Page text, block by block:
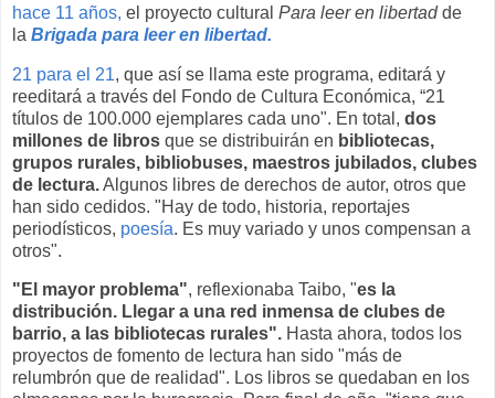
hace 11 años, el proyecto cultural Para leer en libertadde
la Brigada para leer en libertad.
21 para el 21, que así se llama este programa, editará y
reeditará a través del Fondo de Cultura Económica, “21
títulos de 100.000 ejemplares cada uno". En total, dos
millones de libros que se distribuirán en bibliotecas,
grupos rurales, bibliobuses, maestros jubilados, clubes
de lectura.Algunos libres de derechos de autor, otros que
han sido cedidos. "Hay de todo, historia, reportajes
periodísticos, poesía. Es muy variado y unos compensan a
otros".
"El mayor problema", reflexionaba Taibo, "es la
distribución. Llegar a una red inmensa de clubes de
barrio, a las bibliotecas rurales". Hasta ahora, todos los
proyectos de fomento de lectura han sido "más de
relumbrón que de realidad". Los libros se quedaban en los